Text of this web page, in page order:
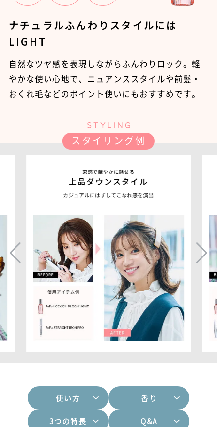
ナチュラルふんわりスタイルには
LIGHT
自然なツヤ感を表現しながらふんわりロック。軽
やかな使い心地で、ニュアンススタイルや前髪・
おくれ毛などのポイント使いにもおすすめです。
スタイリング例
束感で華やかに魅せる
上品ダウンスタイル
カジュアルにはずしてこなれ感を演出
使い方 香り
3つの特長 Q&A